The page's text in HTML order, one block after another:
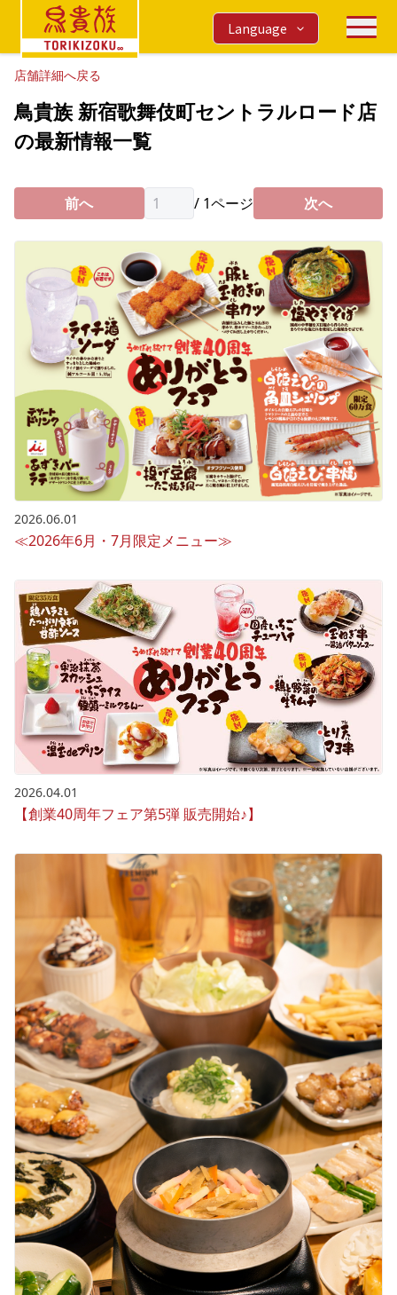
Language
店舗詳細へ戻る
鳥貴族 新宿歌舞伎町セントラルロード店
の最新情報一覧
前へ / 1ページ 次へ
2026.06.01
≪2026年6月・7月限定メニュー≫
2026.04.01
【創業40周年フェア第5弾 販売開始♪】